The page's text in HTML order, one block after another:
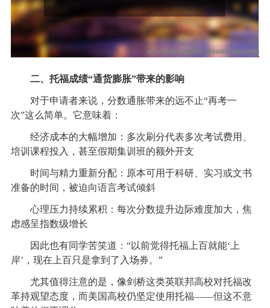
二、托福成绩“通货膨胀”带来的影响
对于申请者来说，分数通胀带来的远不止“再考一
次”这么简单。它意味着：
经济成本的大幅增加：多次刷分代表多次考试费用、
培训课程投入，甚至假期集训班的额外开支
时间与精力重新分配：原本可用于科研、实习或文书
准备的时间，被迫向语言考试倾斜
心理压力持续累积：每次分数提升边际难度加大，焦
虑感呈指数级增长
因此也有同学苦笑道：“以前觉得托福上百就能‘上
岸’，现在上百只是拿到了入场券。”
尤其值得注意的是，像剑桥这类英联邦高校对托福改
革持观望态度，而美国高校仍坚定使用托福——但这不意